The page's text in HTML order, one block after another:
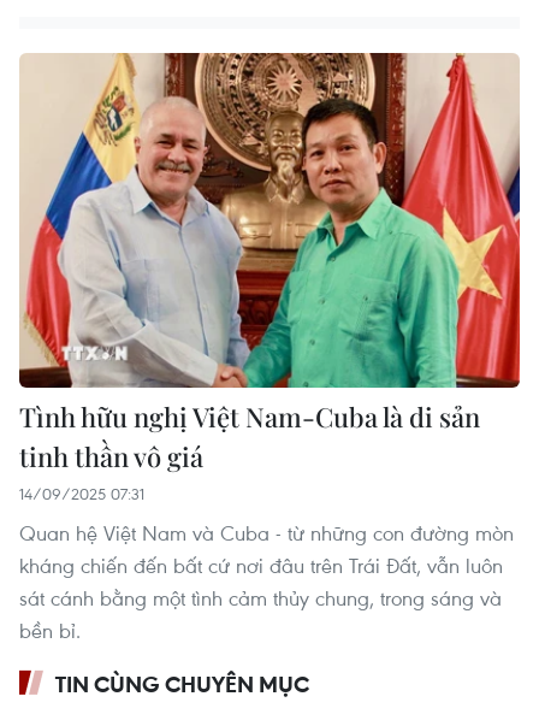
Tình hữu nghị Việt Nam-Cuba là di sản
tinh thần vô giá
14/09/2025 07:31
Quan hệ Việt Nam và Cuba - từ những con đường mòn
kháng chiến đến bất cứ nơi đâu trên Trái Đất, vẫn luôn
sát cánh bằng một tình cảm thủy chung, trong sáng và
bền bỉ.
TIN CÙNG CHUYÊN MỤC